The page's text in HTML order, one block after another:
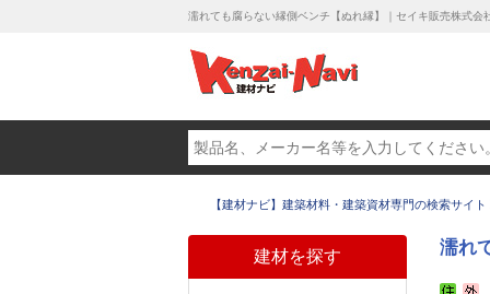
濡れても腐らない縁側ベンチ【ぬれ縁】｜セイキ販売株式会
【建材ナビ】建築材料・建築資材専門の検索サイト
建材を探す 濡れ